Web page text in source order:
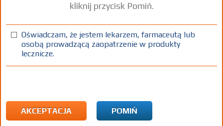
Bobolen Wit. D+K
kaps. twist-off 30 szt. Doustnie
100%
11,99
kliknij przycisk Pomiń.
Oświadczam, że jestem lekarzem, farmaceutą lub
osobą prowadzącą zaopatrzenie w produkty
lecznicze.
AKCEPTACJA POMIŃ